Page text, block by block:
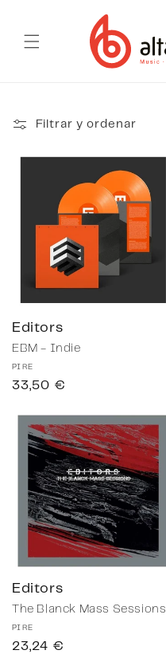
al contenido
Filtrar y ordenar
Editors
EBM - Indie
Proveedor:
PIRE
Precio
33,50 €
Editors
The Blanck Mass Sessions
Proveedor:
PIRE
Precio
23,24 €